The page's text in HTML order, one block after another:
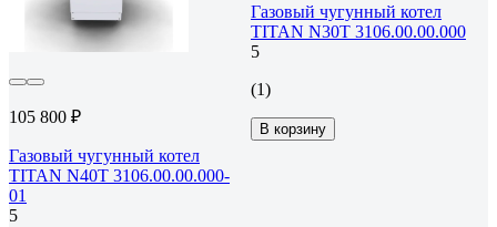
105 800 ₽
Газовый чугунный котел
TITAN N40T 3106.00.00.000-
01
5
Газовый чугунный котел
TITAN N30T 3106.00.00.000
5
(1)
В корзину